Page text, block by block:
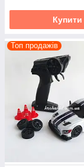
Купити
Топ продажів